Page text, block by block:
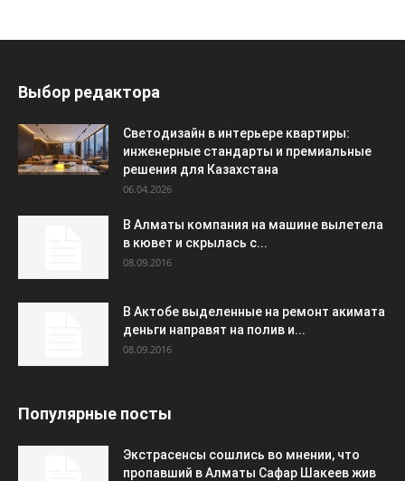
Выбор редактора
Светодизайн в интерьере квартиры:
инженерные стандарты и премиальные
решения для Казахстана
06.04.2026
В Алматы компания на машине вылетела
в кювет и скрылась с...
08.09.2016
В Актобе выделенные на ремонт акимата
деньги направят на полив и...
08.09.2016
Популярные посты
Экстрасенсы сошлись во мнении, что
пропавший в Алматы Сафар Шакеев жив